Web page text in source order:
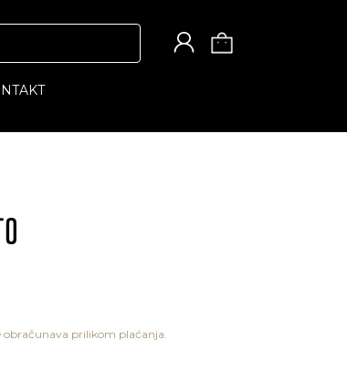
obračunava prilikom plaćanja.